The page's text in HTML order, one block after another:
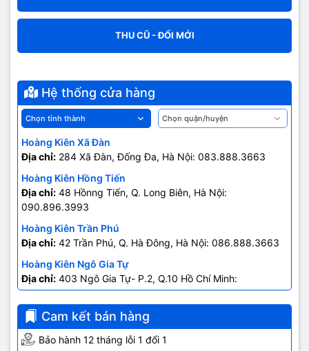
THU CŨ - ĐỔI MỚI
Hệ thống cửa hàng
Hoàng Kiên Xã Đàn
Địa chỉ: 284 Xã Đàn, Đống Đa, Hà Nội: 083.888.3663
Hoàng Kiên Hồng Tiến
Địa chỉ: 48 Hồnng Tiến, Q. Long Biên, Hà Nội:
090.896.3993
Hoàng Kiên Trần Phú
Địa chỉ: 42 Trần Phú, Q. Hà Đông, Hà Nội: 086.888.3663
Hoàng Kiên Ngô Gia Tự
Địa chỉ: 403 Ngô Gia Tự- P.2, Q.10 Hồ Chí Minh:
0707.678.707
Cam kết bán hàng
Bảo hành 12 tháng lỗi 1 đổi 1